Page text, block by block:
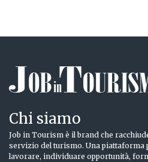
Chi siamo
Job in Tourism è il brand che
servizio del turismo. Una piattaforma
lavorare, individuare opportunità,